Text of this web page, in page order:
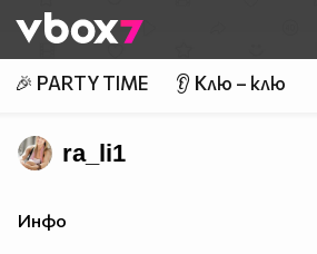
👾
🎉 PARTY TIME 👂 Клю – клю
ra_li1
Инфо